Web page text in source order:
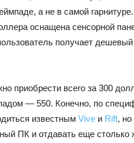
а не в самой
оснащена сенсорной
получает
приобрести всего за 300
— 550. Конечно, по
известным Vive и Rift,
ПК и отдавать еще столько